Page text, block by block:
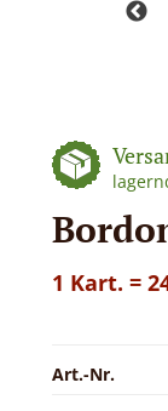
1 Kart. =
Art.-Nr.